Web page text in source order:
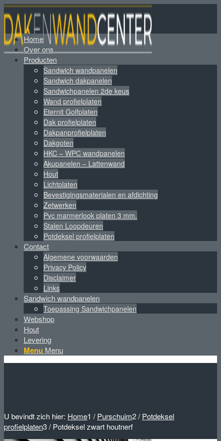
Home
Over ons
Producten
Sandwich wandpanelen
Sandwich dakpanelen
Sandwichpanelen 2de keus
Wand profielplaten
Eternit Golfplaten
Dak profielplaten
Dakpanprofielplaten
Dakgoten
HKC – WPC wandpanelen
Akupanelen – Lattenwand
Hout
Lichtplaten
Bevestigingsmaterialen en afdichting
Zetwerken
Pvc marmerlook platen 3 mm.
Stalen Loopdeuren
Potdeksel profielplaten
Contact
Algemene voorwaarden
Privacy Policy
Disclaimer
Links
Sandwich wandpanelen
Toepassing Sandwichpanelen
Webshop
Hout
Levering
Menu Menu
U bevindt zich hier: Home1 / Purschuim2/ Potdeksel
profielplaten3/ Potdeksel zwart houtnerf